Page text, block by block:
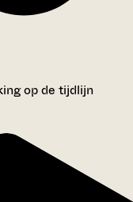
op de tijdlijn